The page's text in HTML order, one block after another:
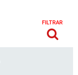
FILTRAR